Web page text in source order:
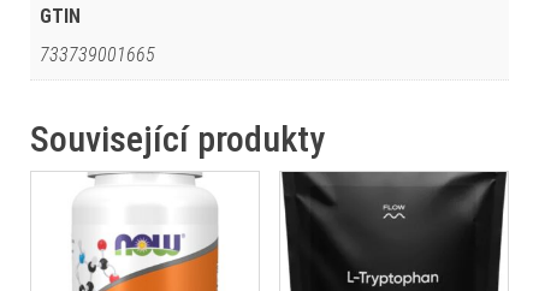
GTIN
733739001665
Související produkty